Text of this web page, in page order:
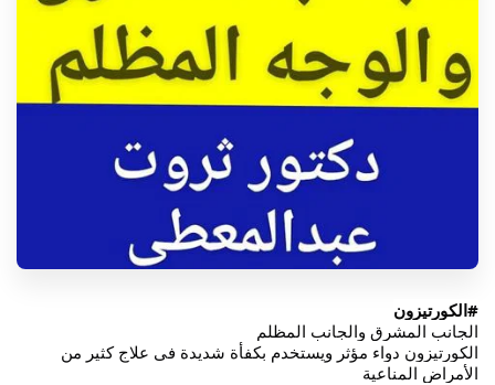
#الكورتيزون
الجانب المشرق والجانب المظلم
الكورتيزون دواء مؤثر ويستخدم بكفأة شديدة فى علاج كثير من
الأمراض المناعية